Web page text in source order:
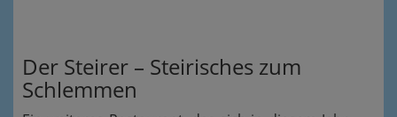
Der Steirer – Steirisches zum
Schlemmen